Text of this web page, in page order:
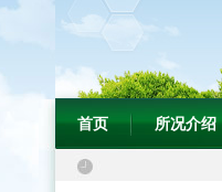
首页 所况介绍